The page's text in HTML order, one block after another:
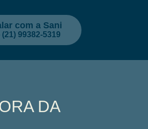
com a Sani
(21) 99382-5319
DA